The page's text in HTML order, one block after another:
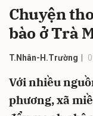
Chuyện
bào ở Trà
T.Nhân-H.Trường
Với nhiều
phương, xã